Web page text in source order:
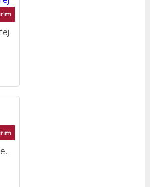
Çoksesli Müzikte Besteleme